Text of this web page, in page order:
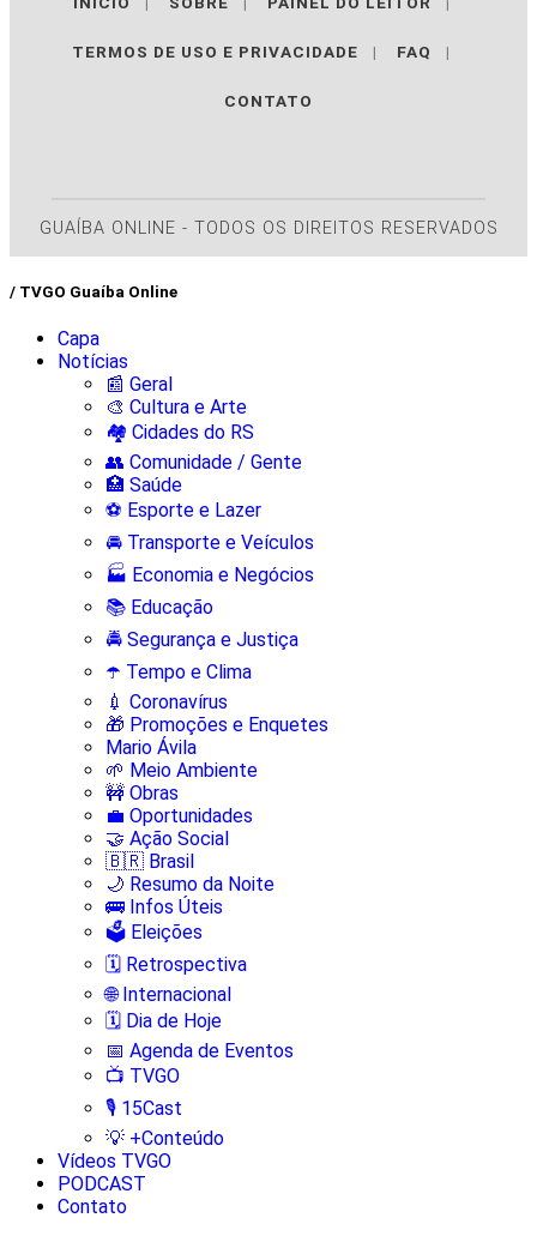
TERMOS DE USO E PRIVACIDADE | FAQ |
CONTATO
GUAÍBA ONLINE - TODOS OS DIREITOS RESERVADOS
/ TVGO Guaíba Online
Capa
Notícias
📰 Geral
🎨 Cultura e Arte
🏘️ Cidades do RS
👥 Comunidade / Gente
🏥 Saúde
⚽ Esporte e Lazer
🚘 Transporte e Veículos
🏭 Economia e Negócios
📚 Educação
🚔 Segurança e Justiça
☂️ Tempo e Clima
💉 Coronavírus
🎁 Promoções e Enquetes
Mario Ávila
🌱 Meio Ambiente
🚧 Obras
💼 Oportunidades
🤝 Ação Social
🇧🇷 Brasil
🌙 Resumo da Noite
🚌 Infos Úteis
🗳️ Eleições
🗓️ Retrospectiva
🌐 Internacional
🗓️ Dia de Hoje
📅 Agenda de Eventos
📺 TVGO
🎙️ 15Cast
💡 +Conteúdo
Vídeos TVGO
PODCAST
Contato